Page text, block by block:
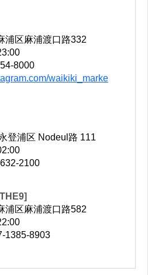
浦区麻浦渡口路332
8000
waikiki_marke
登浦区 Nodeul路 111
2100
浦区麻浦渡口路582
1385-8903